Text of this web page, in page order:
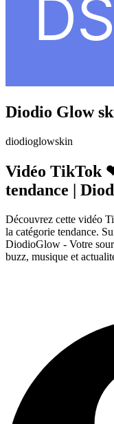
Diodio Glow
diodioglowskin
Vidéo TikTok
tendance |
Découvrez cette vidéo
la catégorie tendance.
DiodioGlow - Votre
buzz, musique et